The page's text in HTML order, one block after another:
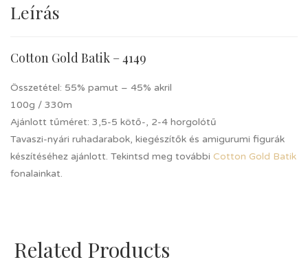
Leírás
Cotton Gold Batik – 4149
Összetétel: 55% pamut – 45% akril
100g / 330m
Ajánlott tűméret: 3,5-5 kötő-, 2-4 horgolótű
Tavaszi-nyári ruhadarabok, kiegészítők és amigurumi figurák
készítéséhez ajánlott. Tekintsd meg további Cotton Gold Batik
fonalainkat.
Related Products